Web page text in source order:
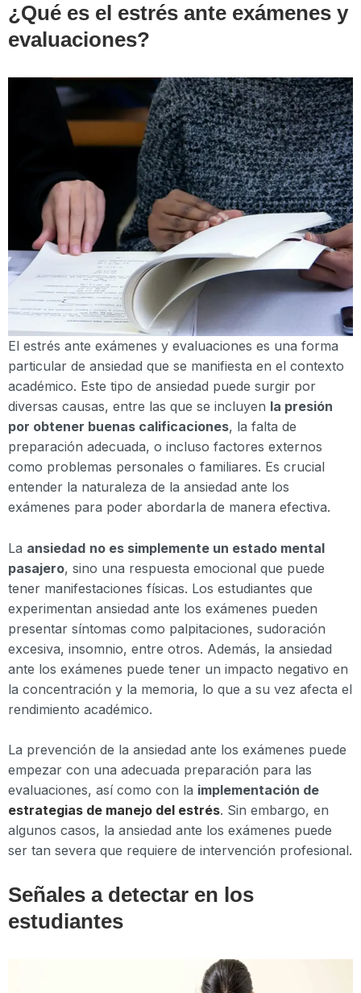
¿Qué es el estrés ante exámenes y
evaluaciones?
El estrés ante exámenes y evaluaciones es una forma
particular de ansiedad que se manifiesta en el contexto
académico. Este tipo de ansiedad puede surgir por
diversas causas, entre las que se incluyen la presión
por obtener buenas calificaciones, la falta de
preparación adecuada, o incluso factores externos
como problemas personales o familiares. Es crucial
entender la naturaleza de la ansiedad ante los
exámenes para poder abordarla de manera efectiva.
La ansiedad no es simplemente un estado mental
pasajero, sino una respuesta emocional que puede
tener manifestaciones físicas. Los estudiantes que
experimentan ansiedad ante los exámenes pueden
presentar síntomas como palpitaciones, sudoración
excesiva, insomnio, entre otros. Además, la ansiedad
ante los exámenes puede tener un impacto negativo en
la concentración y la memoria, lo que a su vez afecta el
rendimiento académico.
La prevención de la ansiedad ante los exámenes puede
empezar con una adecuada preparación para las
evaluaciones, así como con la implementación de
estrategias de manejo del estrés. Sin embargo, en
algunos casos, la ansiedad ante los exámenes puede
ser tan severa que requiere de intervención profesional.
Señales a detectar en los
estudiantes